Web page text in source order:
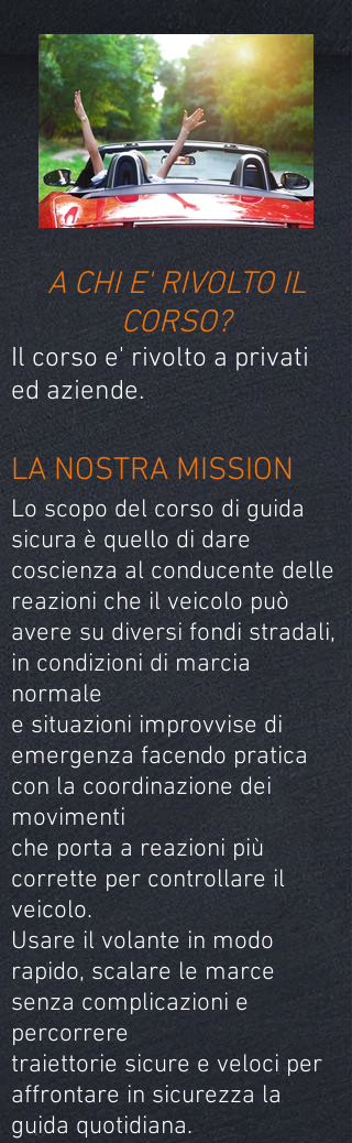
A CHI E' RIVOLTO IL
CORSO?
Il corso e' rivolto a privati
ed aziende.
LA NOSTRA MISSION
Lo scopo del corso di guida
sicura è quello di dare
coscienza al conducente delle
reazioni che il veicolo può
avere su diversi fondi stradali,
in condizioni di marcia
normale
e situazioni improvvise di
emergenza facendo pratica
con la coordinazione dei
movimenti
che porta a reazioni più
corrette per controllare il
veicolo.
Usare il volante in modo
rapido, scalare le marce
senza complicazioni e
percorrere
traiettorie sicure e veloci per
affrontare in sicurezza la
guida quotidiana.